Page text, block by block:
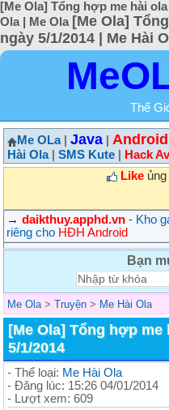
[Me Ola] Tổng hợp me hài
Ola | Me Ola [Me Ola]
ngày 5/1/2014 | Me Hài
Thế
Me OLa| Java Android
Hài Ola| SMS Kute
Hack
Likeủng
→ daikthuy.apphd.vn - Kho
riêng cho HĐH Android
Bạn
Me Ola > Truyện > Me Hài Ola
[Me Ola] Tổng hợp
5/1/2014
- Thể loại: Me Hài Ola
- Đăng lúc: 15:26 04/01/2014
- Lượt xem: 609